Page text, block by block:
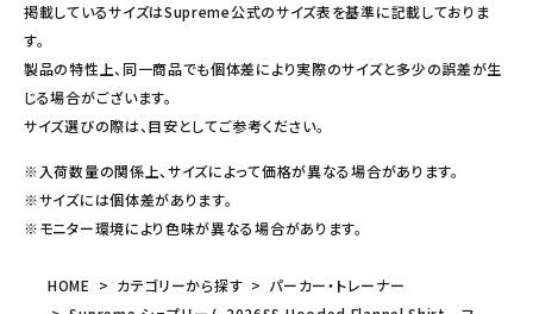
掲載しているサイズはSupreme公式のサイズ表を基準に記載しておりま
す。
製品の特性上、同一商品でも個体差により実際のサイズと多少の誤差が生
じる場合がございます。
サイズ選びの際は、目安としてご参考ください。
※入荷数量の関係上、サイズによって価格が異なる場合があります。
※サイズには個体差があります。
※モニター環境により色味が異なる場合があります。
HOME カテゴリーから探す
パーカー・トレーナー